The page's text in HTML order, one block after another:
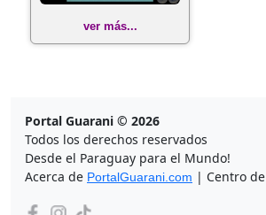
ver más...
Portal Guarani © 2026
Todos los derechos reservados
Desde el Paraguay para el Mundo!
Acerca de PortalGuarani.com | Centro de